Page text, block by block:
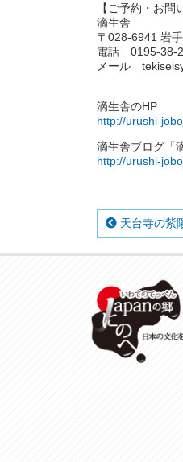
【ご予約・お問
滴生舎
〒028-6941 岩
電話 0195-38-
メール
滴生舎のHP
http://urushi-
滴生舎ブログ「
http://urushi-
天台寺の紫